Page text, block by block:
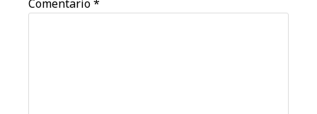
Comentario*